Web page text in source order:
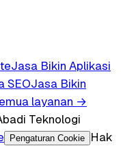
Jasa Bikin Aplikasi
SEOJasa Bikin
layanan →
Teknologi
Pengaturan Cookie
Hak